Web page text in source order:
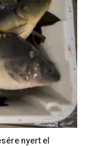
nyert el